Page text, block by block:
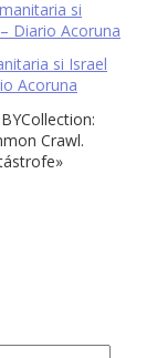
si Israel
Acoruna
Crawl.